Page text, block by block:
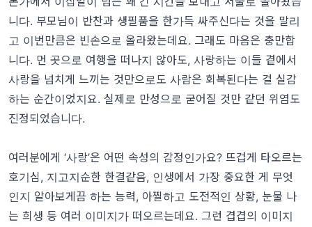
니다. 부모님이 반찬과 생필품을 한가득 싸주신다는 것을 말리
고 이번만큼은 빈손으로 올라왔는데요. 그래도 마음은 충만합
니다. 먼 곳으로 여행을 떠나지 않아도, 사랑하는 이들 곁에서
사랑을 넘치게 느끼는 것만으로도 사람은 회복된다는 걸 실감
하는 순간이었지요. 실제로 만성으로 굳어질 것만 같던 위염도
진정되었습니다.
여러분에게 ‘사랑’은 어떤 속성의 감정인가요? 뜨겁게 타오르는
호기심, 지고지순한 한결같음, 인생에서 가장 중요한 게 무엇
인지 알아보게끔 하는 능력, 아찔하고 도전적인 상황, 눈물 나
는 희생 등 여러 이미지가 떠오르는데요. 그런 겹겹의 이미지